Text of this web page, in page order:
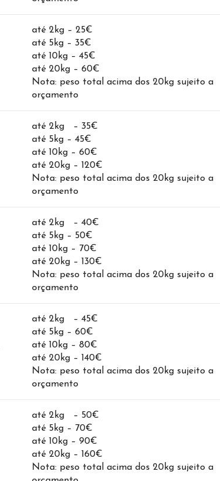
até 2kg – 25€
até 5kg – 35€
até 10kg – 45€
até 20kg – 60€
Nota: peso total acima dos 20kg sujeito a
orçamento
até 2kg – 35€
até 5kg – 45€
até 10kg – 60€
até 20kg – 120€
Nota: peso total acima dos 20kg sujeito a
orçamento
até 2kg – 40€
até 5kg – 50€
até 10kg – 70€
até 20kg – 130€
Nota: peso total acima dos 20kg sujeito a
orçamento
até 2kg – 45€
até 5kg – 60€
até 10kg – 80€
até 20kg – 140€
Nota: peso total acima dos 20kg sujeito a
orçamento
até 2kg – 50€
até 5kg – 70€
até 10kg – 90€
até 20kg – 160€
Nota: peso total acima dos 20kg sujeito a